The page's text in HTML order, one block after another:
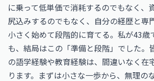
に乗って低単価で消耗するのでもなく、
尻込みするのでもなく、自分の経歴と専
小さく始めて段階的に育てる。私が43歳
も、結局はこの「準備と段階」でした。
の語学経験や教育経験は、間違いなく在
ります。まずは小さな一歩から、無理の